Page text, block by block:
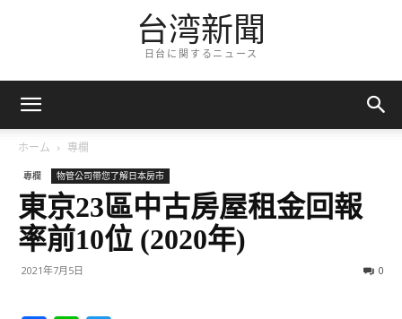
台湾新聞
日台に関するニュース
ホーム 專欄
專欄 物管公司帶您了解日本房市
東京23區中古房屋租金回報
率前10位 (2020年)
2021年7月5日 0